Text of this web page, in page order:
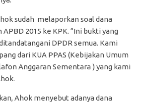
sudah melaporkan soal dana
2015 ke KPK. “Ini bukti yang
DPDR semua. Kami
dari KUA PPAS (Kebijakan Umum
Anggaran Sementara ) yang kami
Ahok menyebut adanya dana